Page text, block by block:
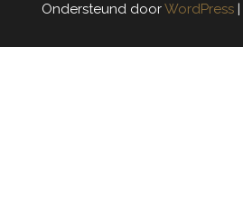
Ondersteund doorWordPress